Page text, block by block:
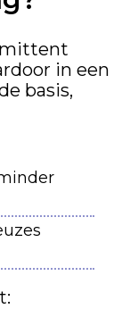
in een
basis,